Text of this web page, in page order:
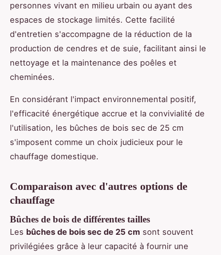
personnes vivant en milieu urbain ou ayant des
espaces de stockage limités. Cette facilité
d'entretien s'accompagne de la réduction de la
production de cendres et de suie, facilitant ainsi le
nettoyage et la maintenance des poêles et
cheminées.
En considérant l'impact environnemental positif,
l'efficacité énergétique accrue et la convivialité de
l'utilisation, les bûches de bois sec de 25 cm
s'imposent comme un choix judicieux pour le
chauffage domestique.
Comparaison avec d'autres options de
chauffage
Bûches de bois de différentes tailles
Les bûches de bois sec de 25 cm sont souvent
privilégiées grâce à leur capacité à fournir une